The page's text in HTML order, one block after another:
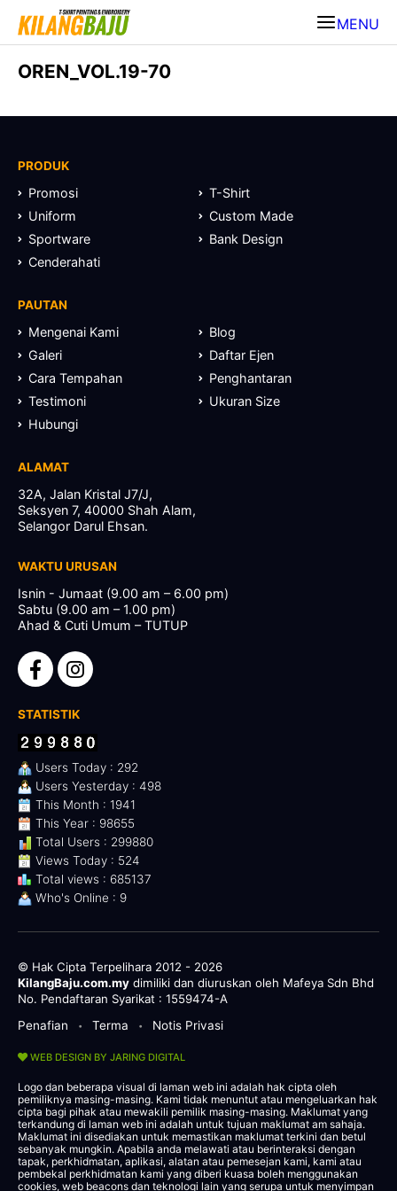
MENU
OREN_VOL.19-70
PRODUK
Promosi
T-Shirt
Uniform
Custom Made
Sportware
Bank Design
Cenderahati
PAUTAN
Mengenai Kami
Blog
Galeri
Daftar Ejen
Cara Tempahan
Penghantaran
Testimoni
Ukuran Size
Hubungi
ALAMAT
32A, Jalan Kristal J7/J,
Seksyen 7, 40000 Shah Alam,
Selangor Darul Ehsan.
WAKTU URUSAN
Isnin - Jumaat (9.00 am – 6.00 pm)
Sabtu (9.00 am – 1.00 pm)
Ahad & Cuti Umum – TUTUP
STATISTIK
Users Today : 292
Users Yesterday : 498
This Month : 1941
This Year : 98655
Total Users : 299880
Views Today : 524
Total views : 685137
Who's Online : 9
© Hak Cipta Terpelihara 2012 - 2026
KilangBaju.com.my dimiliki dan diuruskan oleh Mafeya Sdn Bhd
No. Pendaftaran Syarikat : 1559474-A
Penafian
• Terma • Notis Privasi
WEB DESIGN BY JARING DIGITAL
Logo dan beberapa visual di laman web ini adalah hak cipta oleh
pemiliknya masing-masing. Kami tidak menuntut atau mengeluarkan hak
cipta bagi pihak atau mewakili pemilik masing-masing. Maklumat yang
terkandung di laman web ini adalah untuk tujuan maklumat am sahaja.
Maklumat ini disediakan untuk memastikan maklumat terkini dan betul
sebanyak mungkin. Apabila anda melawati atau berinteraksi dengan
tapak, perkhidmatan, aplikasi, alatan atau pemesejan kami, kami atau
pembekal perkhidmatan kami yang diberi kuasa boleh menggunakan
cookies, web beacons dan teknologi lain yang serupa untuk menyimpan